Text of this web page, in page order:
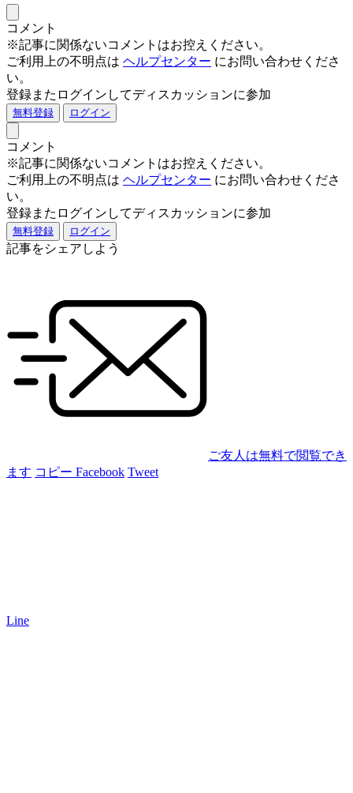
コメント
※記事に関係ないコメントはお控えください。
ご利用上の不明点は ヘルプセンター にお問い合わせくださ
い。
登録またログインしてディスカッションに参加
無料登録 ログイン
コメント
※記事に関係ないコメントはお控えください。
ご利用上の不明点は ヘルプセンター にお問い合わせくださ
い。
登録またログインしてディスカッションに参加
無料登録 ログイン
記事をシェアしよう
ご友人は無料で閲覧でき
ます コピー Facebook Tweet
Line